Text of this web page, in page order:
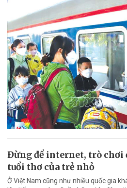
Đừng để internet, trò chơi
tuổi thơ của trẻ nhỏ
Ở Việt Nam cũng như nhiều quốc gia